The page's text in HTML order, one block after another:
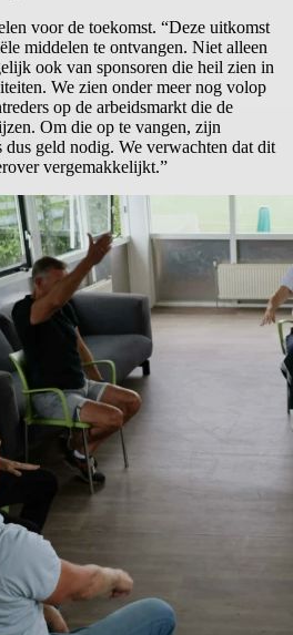
voor de toekomst. “Deze uitkomst
middelen te ontvangen. Niet alleen
ook van sponsoren die heil zien in
We zien onder meer nog volop
op de arbeidsmarkt die de
Om die op te vangen, zijn
dus geld nodig. We verwachten dat dit
vergemakkelijkt.”